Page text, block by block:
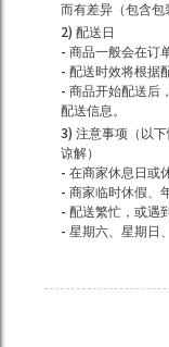
而有差异（包含包
2) 配送日
- 商品一般会在订
- 配送时效将根据
- 商品开始配送后
配送信息。
3) 注意事项（以
谅解）
- 在商家休息日或
- 商家临时休假、
- 配送繁忙，或遇
- 星期六、星期日